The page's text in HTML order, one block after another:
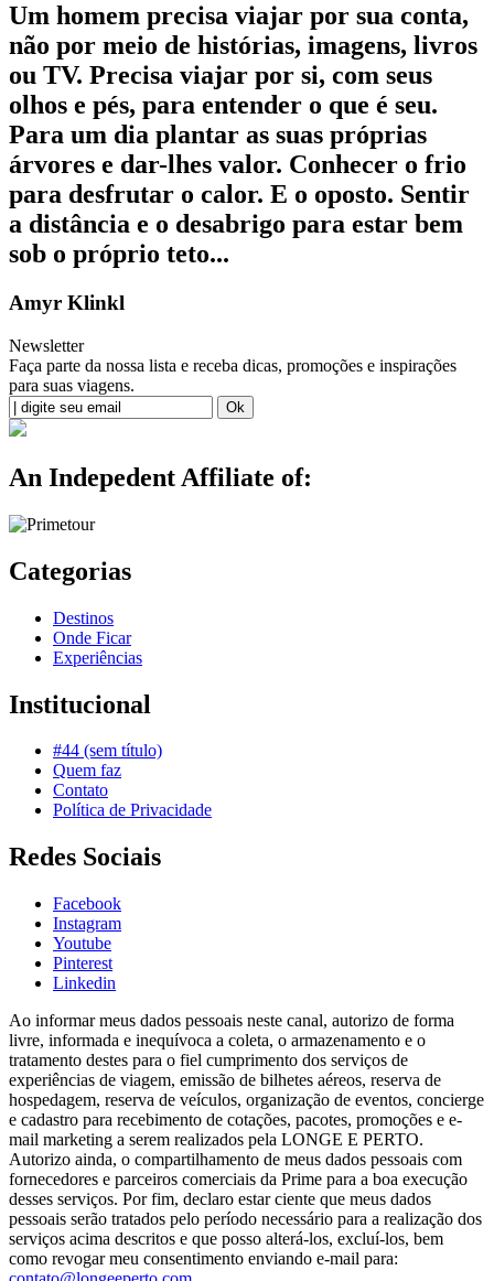
Um homem precisa viajar por sua conta,
não por meio de histórias, imagens, livros
ou TV. Precisa viajar por si, com seus
olhos e pés, para entender o que é seu.
Para um dia plantar as suas próprias
árvores e dar-lhes valor. Conhecer o frio
para desfrutar o calor. E o oposto. Sentir
a distância e o desabrigo para estar bem
sob o próprio teto...
Amyr Klinkl
Newsletter
Faça parte da nossa lista e receba dicas, promoções e inspirações
para suas viagens.
An Indepedent Affiliate of:
Categorias
Destinos
Onde Ficar
Experiências
Institucional
#44 (sem título)
Quem faz
Contato
Política de Privacidade
Redes Sociais
Facebook
Instagram
Youtube
Pinterest
Linkedin
Ao informar meus dados pessoais neste canal, autorizo de forma
livre, informada e inequívoca a coleta, o armazenamento e o
tratamento destes para o fiel cumprimento dos serviços de
experiências de viagem, emissão de bilhetes aéreos, reserva de
hospedagem, reserva de veículos, organização de eventos, concierge
e cadastro para recebimento de cotações, pacotes, promoções e e-
mail marketing a serem realizados pela LONGE E PERTO.
Autorizo ainda, o compartilhamento de meus dados pessoais com
fornecedores e parceiros comerciais da Prime para a boa execução
desses serviços. Por fim, declaro estar ciente que meus dados
pessoais serão tratados pelo período necessário para a realização dos
serviços acima descritos e que posso alterá-los, excluí-los, bem
como revogar meu consentimento enviando e-mail para: